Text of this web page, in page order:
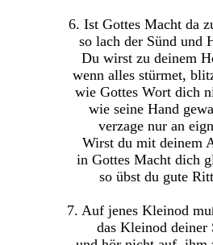
6. Ist Gottes Macht da
so lach der Sünd und
Du wirst zu deinem
wenn alles stürmet,
wie Gottes Wort dich
wie seine Hand
verzage nur an
Wirst du mit deinem
in Gottes Macht dich
so übst du gute
7. Auf jenes Kleinod
das Kleinod deiner